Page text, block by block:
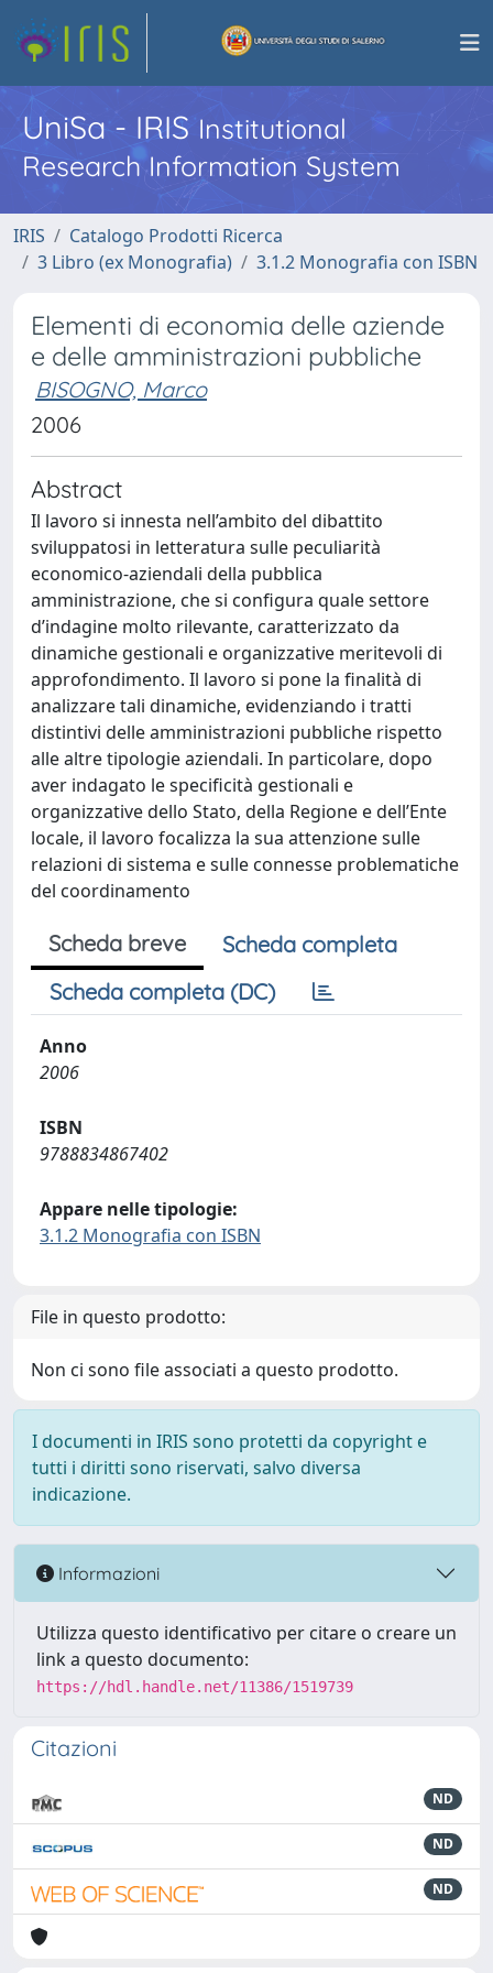
UniSa - IRISInstitutional
Research Information System
IRIS
Catalogo Prodotti Ricerca
3 Libro (ex Monografia)
3.1.2 Monografia con ISBN
Elementi di economia delle aziende
e delle amministrazioni pubbliche
BISOGNO, Marco
2006
Abstract
Il lavoro si innesta nell’ambito del dibattito
sviluppatosi in letteratura sulle peculiarità
economico-aziendali della pubblica
amministrazione, che si configura quale settore
d’indagine molto rilevante, caratterizzato da
dinamiche gestionali e organizzative meritevoli di
approfondimento. Il lavoro si pone la finalità di
analizzare tali dinamiche, evidenziando i tratti
distintivi delle amministrazioni pubbliche rispetto
alle altre tipologie aziendali. In particolare, dopo
aver indagato le specificità gestionali e
organizzative dello Stato, della Regione e dell’Ente
locale, il lavoro focalizza la sua attenzione sulle
relazioni di sistema e sulle connesse problematiche
del coordinamento
Scheda breve
Scheda completa
Scheda completa (DC)
Anno
2006
ISBN
9788834867402
Appare nelle tipologie:
3.1.2 Monografia con ISBN
File in questo prodotto:
Non ci sono file associati a questo prodotto.
I documenti in IRIS sono protetti da copyright e
tutti i diritti sono riservati, salvo diversa
indicazione.
Informazioni
Utilizza questo identificativo per citare o creare un
link a questo documento:
https://hdl.handle.net/11386/1519739
Citazioni
ND
ND
ND